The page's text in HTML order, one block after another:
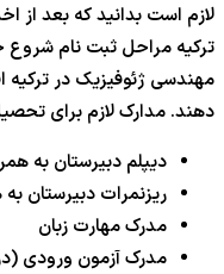
لازم است بدانید که بعد
ترکیه مراحل ثبت نام شروع
مهندسی ژئوفیزیک در ترکیه
دهند. مدارک لازم برای
دیپلم دبیرستان به
ریزنمرات دبیرستان
مدرک مهارت زبان
مدرک آزمون ورودی